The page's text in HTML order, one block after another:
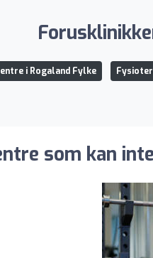
i Rogaland Fylke
som kan